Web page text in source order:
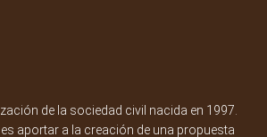
de la sociedad civil nacida en 1997.
aportar a la creación de una propuesta